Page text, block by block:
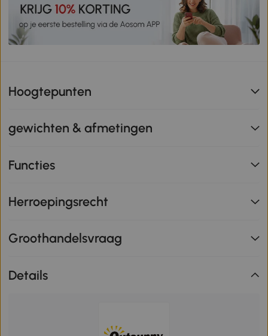
Hoogtepunten
gewichten & afmetingen
Functies
Herroepingsrecht
Groothandelsvraag
Details